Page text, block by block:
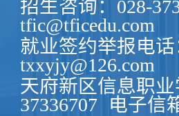
招生咨询：028-
tfic@tficedu.com
就业签约举报电话
txxyjy@126.com
天府新区信息职
37336707
电子信